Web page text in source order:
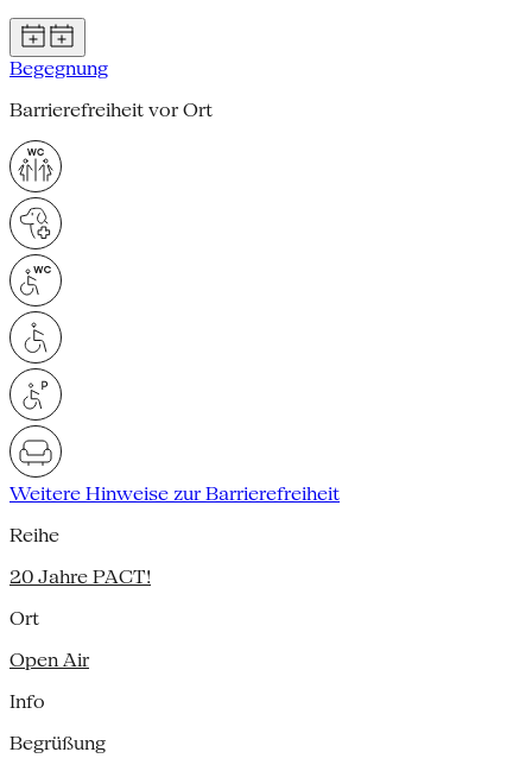
Begegnung
Barrierefreiheit vor Ort
Weitere Hinweise zur Barrierefreiheit
Reihe
20 Jahre PACT!
Ort
Open Air
Info
Begrüßung